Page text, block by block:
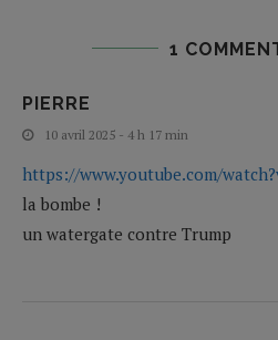
1
PIERRE
10 avril 2025 - 4 h 17 min
https://www.youtube.com/
la bombe !
un watergate contre Trump